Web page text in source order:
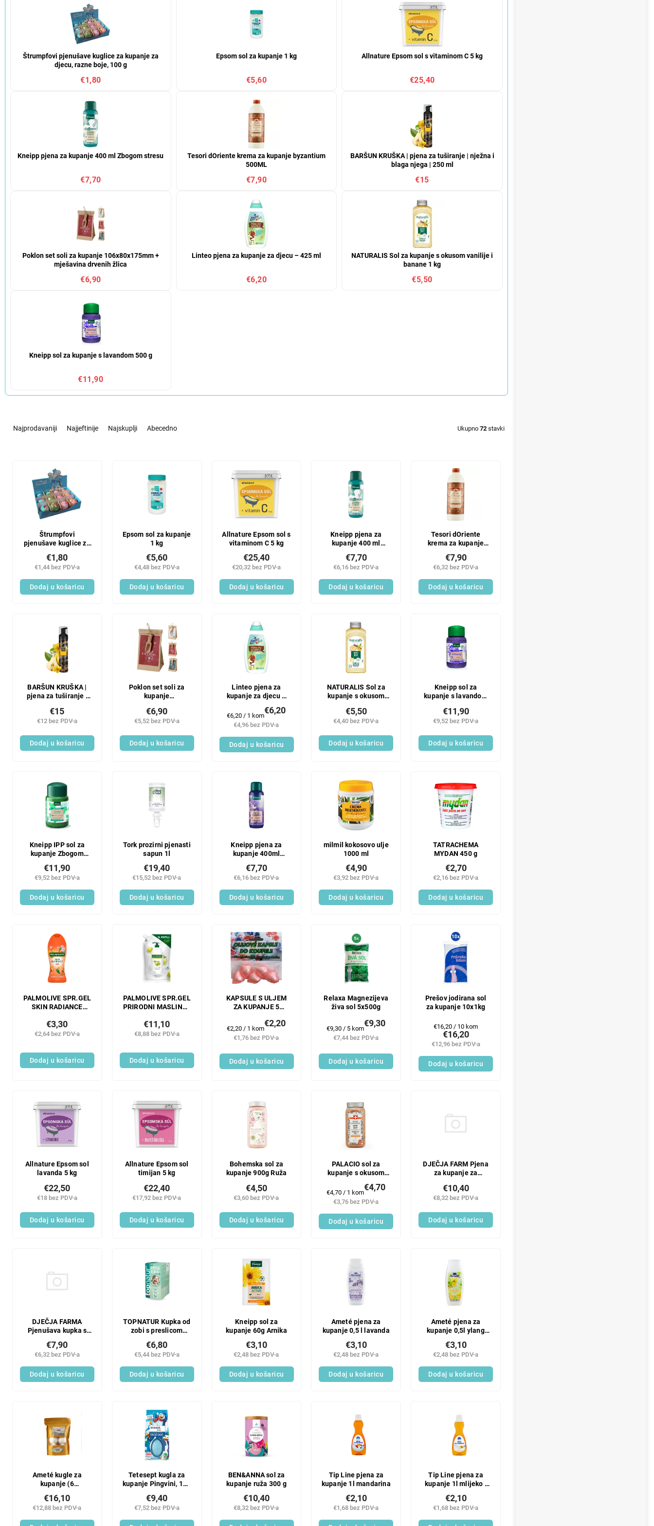
Štrumpfovi pjenušave kuglice za kupanje za
djecu, razne boje, 100 g
€1,80
Epsom sol za kupanje 1 kg
€5,60
Allnature Epsom sol s vitaminom C 5 kg
€25,40
Kneipp pjena za kupanje 400 ml Zbogom stresu
€7,70
Tesori dOriente krema za kupanje byzantium
500ML
€7,90
BARŠUN KRUŠKA | pjena za tuširanje | nježna i
blaga njega | 250 ml
€15
Poklon set soli za kupanje 106x80x175mm +
mješavina drvenih žlica
€6,90
Linteo pjena za kupanje za djecu – 425 ml
€6,20
NATURALIS Sol za kupanje s okusom vanilije i
banane 1 kg
€5,50
Kneipp sol za kupanje s lavandom 500 g
€11,90
Najprodavaniji Najjeftinije Najskuplji Abecedno Ukupno 72 stavki
Štrumpfovi
pjenušave kuglice za
razne boje, 100 g
€1,44 bez PDV-a
€1,80
Dodaj u košaricu
Epsom sol za kupanje
1 kg
€4,48 bez PDV-a
€5,60
Dodaj u košaricu
Allnature Epsom sol s
vitaminom C 5 kg
€20,32 bez PDV-a
€25,40
Dodaj u košaricu
Kneipp pjena za
kupanje 400 ml
€6,16 bez PDV-a
€7,70
Dodaj u košaricu
Tesori dOriente
krema za kupanje
€6,32 bez PDV-a
€7,90
Dodaj u košaricu
BARŠUN KRUŠKA |
pjena za tuširanje |
250 ml
€12 bez PDV-a
€15
Dodaj u košaricu
Poklon set soli za
kupanje
mješavina drvenih
žlica
€5,52 bez PDV-a
€6,90
Dodaj u košaricu
Linteo pjena za
kupanje za djecu –
€4,96 bez PDV-a
€6,20
Mjerenje
cijene:
€6,20 / 1 kom
Dodaj u košaricu
NATURALIS Sol za
kupanje s okusom
€4,40 bez PDV-a
€5,50
Dodaj u košaricu
Kneipp sol za
kupanje s lavandom
€9,52 bez PDV-a
€11,90
Dodaj u košaricu
Kneipp IPP sol za
kupanje Zbogom
€9,52 bez PDV-a
€11,90
Dodaj u košaricu
Tork prozirni pjenasti
sapun 1l
€15,52 bez PDV-a
€19,40
Dodaj u košaricu
Kneipp pjena za
kupanje 400ml
€6,16 bez PDV-a
€7,70
Dodaj u košaricu
milmil kokosovo ulje
1000 ml
€3,92 bez PDV-a
€4,90
Dodaj u košaricu
TATRACHEMA
MYDAN 450 g
€2,16 bez PDV-a
€2,70
Dodaj u košaricu
PALMOLIVE SPR.GEL
SKIN RADIANCE
BRESKVE 250 ML
€2,64 bez PDV-a
€3,30
Dodaj u košaricu
PALMOLIVE SPR.GEL
PRIRODNI MASLINA I
€8,88 bez PDV-a
€11,10
Dodaj u košaricu
KAPSULE S ULJEM
ZA KUPANJE 5
€1,76 bez PDV-a
€2,20
Mjerenje
cijene:
€2,20 / 1 kom
Dodaj u košaricu
Relaxa Magnezijeva
živa sol 5x500g
€7,44 bez PDV-a
€9,30
Mjerenje
cijene:
€9,30 / 5 kom
Dodaj u košaricu
Prešov jodirana sol
za kupanje 10x1kg
€12,96 bez PDV-a
€16,20
Mjerenje
cijene:
€16,20 / 10 kom
Dodaj u košaricu
Allnature Epsom sol
lavanda 5 kg
€18 bez PDV-a
€22,50
Dodaj u košaricu
Allnature Epsom sol
timijan 5 kg
€17,92 bez PDV-a
€22,40
Dodaj u košaricu
Bohemska sol za
kupanje 900g Ruža
€3,60 bez PDV-a
€4,50
Dodaj u košaricu
PALACIO sol za
kupanje s okusom
€3,76 bez PDV-a
€4,70
Mjerenje
cijene:
€4,70 / 1 kom
Dodaj u košaricu
DJEČJA FARM Pjena
za kupanje za
€8,32 bez PDV-a
€10,40
Dodaj u košaricu
DJEČJA FARMA
Pjenušava kupka s
ml
€6,32 bez PDV-a
€7,90
Dodaj u košaricu
TOPNATUR Kupka od
zobi s preslicom
€5,44 bez PDV-a
€6,80
Dodaj u košaricu
Kneipp sol za
kupanje 60g Arnika
€2,48 bez PDV-a
€3,10
Dodaj u košaricu
Ameté pjena za
kupanje 0,5 l lavanda
€2,48 bez PDV-a
€3,10
Dodaj u košaricu
Ameté pjena za
kupanje 0,5l ylang
€2,48 bez PDV-a
€3,10
Dodaj u košaricu
Ameté kugle za
kupanje (6
€12,88 bez PDV-a
€16,10
Tetesept kugla za
kupanje Pingvini, 190
€7,52 bez PDV-a
€9,40
BEN&ANNA sol za
kupanje ruža 300 g
€8,32 bez PDV-a
€10,40
Tip Line pjena za
kupanje 1l mandarina
€1,68 bez PDV-a
€2,10
Tip Line pjena za
kupanje 1l mlijeko i
€1,68 bez PDV-a
€2,10